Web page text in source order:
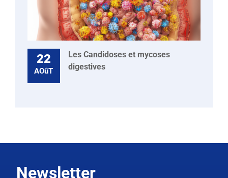
22
AOûT
Les Candidoses et mycoses
digestives
Newsletter